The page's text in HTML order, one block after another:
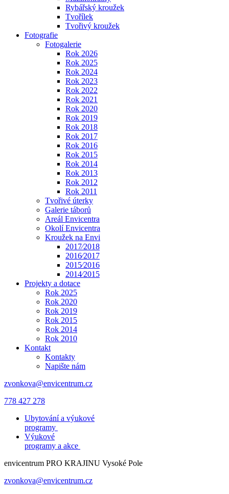
Rybářský kroužek
Tvořílek
Tvořivý kroužek
Fotografie
Fotogalerie
Rok 2026
Rok 2025
Rok 2024
Rok 2023
Rok 2022
Rok 2021
Rok 2020
Rok 2019
Rok 2018
Rok 2017
Rok 2016
Rok 2015
Rok 2014
Rok 2013
Rok 2012
Rok 2011
Tvořivé úterky
Galerie táborů
Areál Envicentra
Okolí Envicentra
Kroužek na Envi
2017⁄2018
2016⁄2017
2015⁄2016
2014⁄2015
Projekty a dotace
Rok 2025
Rok 2020
Rok 2019
Rok 2015
Rok 2014
Rok 2010
Kontakt
Kontakty
Napište nám
zvonkova@envicentrum.cz
778 427 278
Ubytování a výukové
programy
Výukové
programy a akce
envicentrum PRO KRAJINU Vysoké Pole
zvonkova@envicentrum.cz